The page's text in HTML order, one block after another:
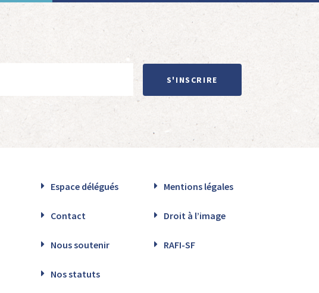
S'INSCRIRE
Espace délégués Mentions légales
Contact Droit à l’image
Nous soutenir RAFI-SF
Nos statuts